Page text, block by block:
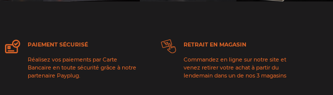
PAIEMENT SÉCURISÉ
Réalisez vos paiements par Carte
Bancaire en toute sécurité grâce à notre
partenaire Payplug.
RETRAIT EN MAGASIN
Commandez en ligne sur notre site et
venez retirer votre achat à partir du
lendemain dans un de nos 3 magasins